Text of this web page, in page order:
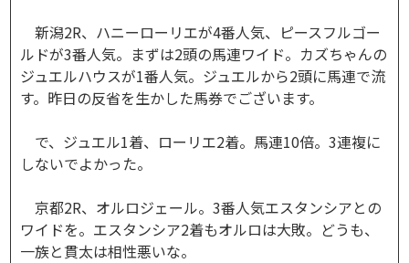
新潟2R、ハニーローリエが4番人気、ピースフルゴー
ルドが3番人気。まずは2頭の馬連ワイド。カズちゃんの
ジュエルハウスが1番人気。ジュエルから2頭に馬連で流
す。昨日の反省を生かした馬券でございます。
で、ジュエル1着、ローリエ2着。馬連10倍。3連複に
しないでよかった。
京都2R、オルロジェール。3番人気エスタンシアとの
ワイドを。エスタンシア2着もオルロは大敗。どうも、
一族と貫太は相性悪いな。